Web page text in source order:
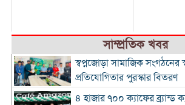
সাম্প্রতিক খবর
স্বপ্নজোড়া সামাজিক সংগঠনের
প্রতিযোগিতার পুরস্কার বিতরণ
৪ হাজার ৭০০ ক্যাফের ব্র্যান্ড